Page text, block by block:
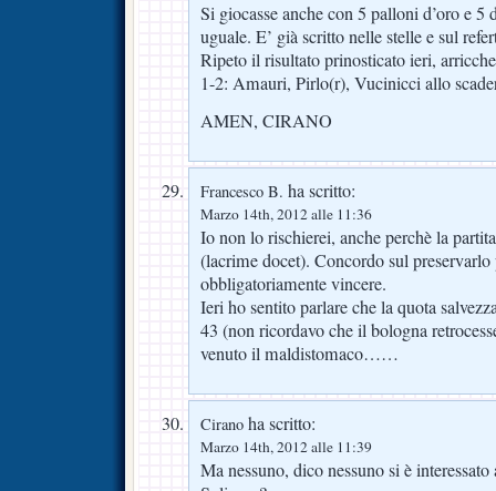
Si giocasse anche con 5 palloni d’oro e 5
uguale. E’ già scritto nelle stelle e sul
Ripeto il risultato prinosticato ieri,
1-2: Amauri, Pirlo(r), Vucinicci allo
AMEN, CIRANO
Francesco B. ha scritto:
Marzo 14th, 2012 alle 11:36
Io non lo rischierei, anche perchè la
(lacrime docet). Concordo sul
obbligatoriamente vincere.
Ieri ho sentito parlare che la quota
43 (non ricordavo che il bologna
venuto il maldistomaco……
Cirano ha scritto:
Marzo 14th, 2012 alle 11:39
Ma nessuno, dico nessuno si è